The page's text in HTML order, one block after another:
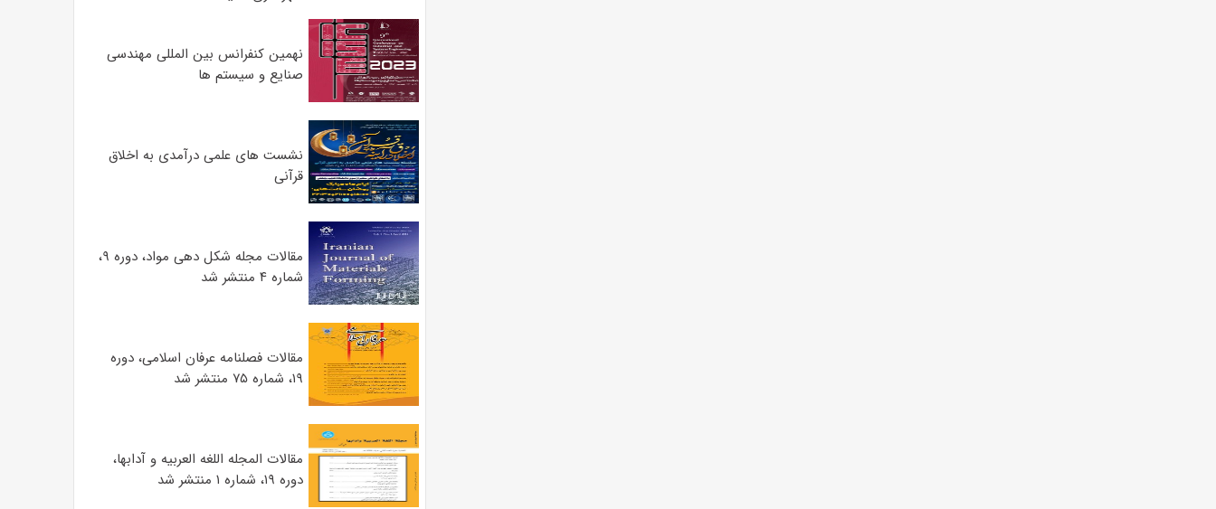
نهمین کنفرانس بین المللی مهندسی
صنایع و سیستم­ ها
نشست های علمی درآمدی به اخلاق
قرآنی
مقالات مجله شکل دهی مواد، دوره ۹،
شماره ۴ منتشر شد
مقالات فصلنامه عرفان اسلامی، دوره
۱۹، شماره ۷۵ منتشر شد
مقالات المجله اللغه العربیه و آدابها،
دوره ۱۹، شماره ۱ منتشر شد